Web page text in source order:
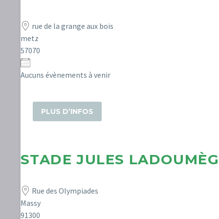
rue de la grange aux bois
metz
57070
Aucuns évènements à venir
PLUS D’INFOS
STADE JULES
Rue des Olympiades
Massy
91300